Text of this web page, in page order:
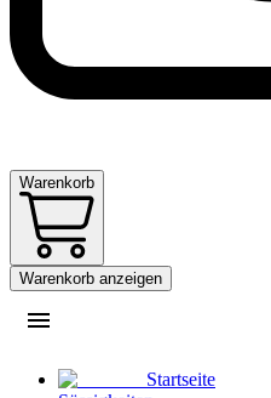
Warenkorb
Warenkorb anzeigen
Startseite